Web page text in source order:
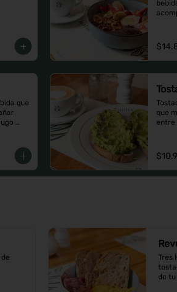
que
que
entre
Tres
de